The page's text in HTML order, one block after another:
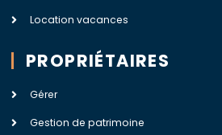
Location vacances
PROPRIÉTAIRES
Gérer
Gestion de patrimoine